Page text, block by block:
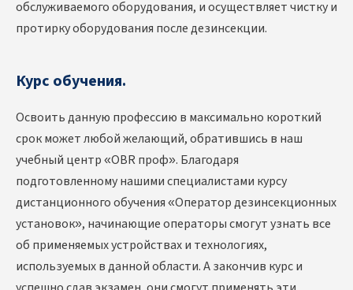
обслуживаемого оборудования, и осуществляет чистку и
протирку оборудования после дезинсекции.
Курс обучения.
Освоить данную профессию в максимально короткий
срок может любой желающий, обратившись в наш
учебный центр «OBR проф». Благодаря
подготовленному нашими специалистами курсу
дистанционного обучения «Оператор дезинсекционных
установок», начинающие операторы смогут узнать все
об применяемых устройствах и технологиях,
используемых в данной области. А закончив курс и